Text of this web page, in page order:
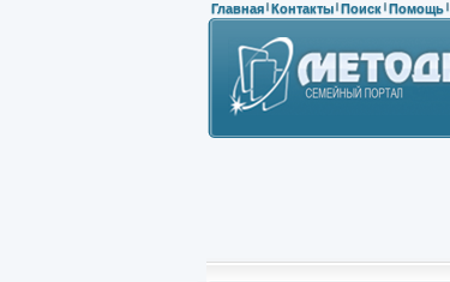
Главная | Контакты | Поиск | Помощь |